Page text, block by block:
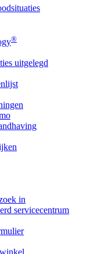
®
uitgelegd
in
servicecentrum